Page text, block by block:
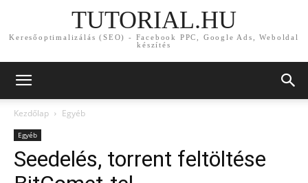
TUTORIAL.HU
Keresőoptimalizálás (SEO) - Facebook PPC, Google Ads, Weboldal
készítés
Kezdőlap Egyéb
Egyéb
Seedelés, torrent feltöltése